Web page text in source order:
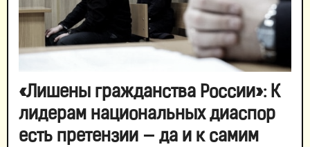
«Лишены гражданства России»: К
лидерам национальных диаспор
есть претензии — да и к самим